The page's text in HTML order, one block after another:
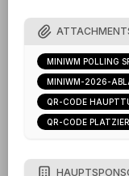
MINIWM POLLING
MINIWM-2026-
QR-CODE
QR-CODE